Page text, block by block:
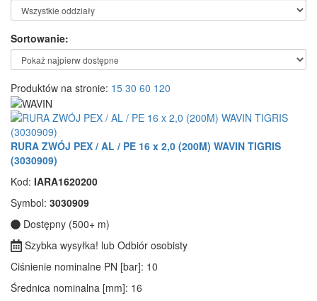
Sortowanie:
Produktów na stronie: 15 30 60 120
RURA ZWÓJ PEX / AL / PE 16 x 2,0 (200M) WAVIN TIGRIS
(3030909)
Kod: IARA1620200
Symbol: 3030909
Dostępny (500+ m)
Szybka wysyłka! lub Odbiór osobisty
Ciśnienie nominalne PN [bar]: 10
Średnica nominalna [mm]: 16